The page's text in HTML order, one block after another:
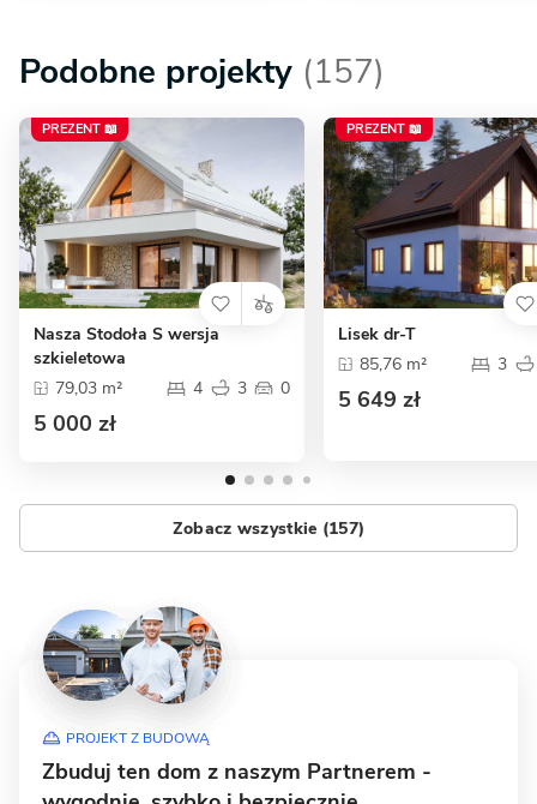
Podobne projekty (157)
PREZENT 📖
Nasza Stodoła S wersja
szkieletowa
79,03 m²
4 3 0
5 000 zł
PREZENT 📖
Lisek dr-T
85,76 m²
3
5 649 zł
Zobacz wszystkie (157)
PROJEKT Z BUDOWĄ
Zbuduj ten dom z naszym Partnerem -